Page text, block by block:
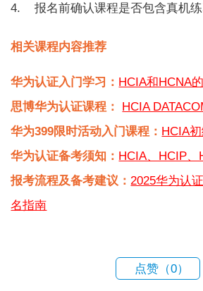
4. 报名前确认课程是否包含真机练
相关课程内容推荐
华为认证入门学习： HCIA和HCNA
思博华为认证课程：
HCIA
华为399限时活动入门课程： HCIA
华为认证备考须知： HCIA、HCIP
报考流程及备考建议： 2025华为认
名指南
点赞（0）